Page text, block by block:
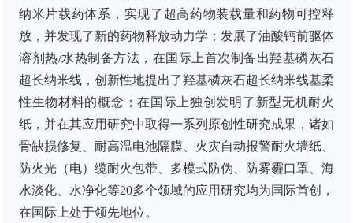
纳米片载药体系，实现了超高药物装载量和药物可控释
放，并发现了新的药物释放动力学；发展了油酸钙前驱体
溶剂热/水热制备方法，在国际上首次制备出羟基磷灰石
超长纳米线， 创新性地提出了羟基磷灰石超长纳米线基柔
性生物材料的概念； 在国际上独创发明了新型无机耐火
纸，并在其应用研究中取得一系列原创性研究成果，诸如
骨缺损修复、耐高温电池隔膜、火灾自动报警耐火墙纸、
防火光（电）缆耐火包带、多模式防伪、防雾霾口罩、海
水淡化、水净化等20多个领域的应用研究均为国际首创，
在国际上处于领先地位。